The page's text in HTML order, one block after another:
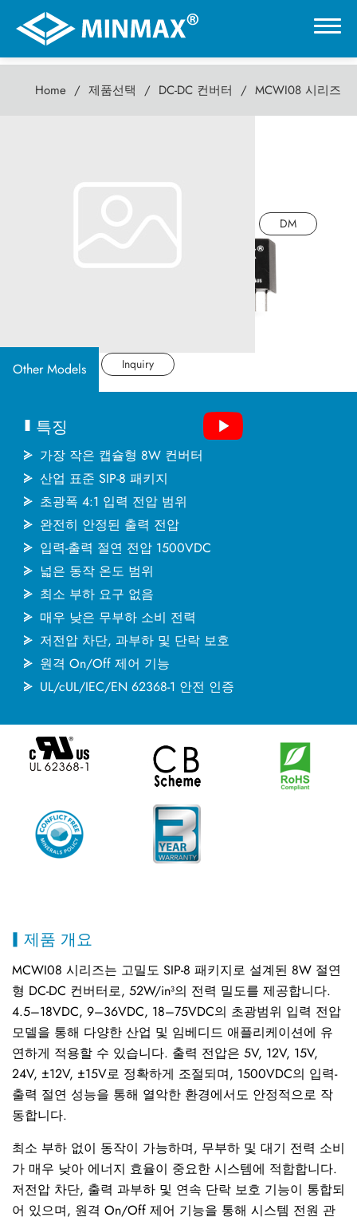
Home 제품선택 DC-DC 컨버터 MCWI08 시리즈
Other Models
DM
데이터시트 Inquiry
특징
가장 작은 캡슐형 8W 컨버터
산업 표준 SIP-8 패키지
초광폭 4:1 입력 전압 범위
완전히 안정된 출력 전압
입력-출력 절연 전압 1500VDC
넓은 동작 온도 범위
최소 부하 요구 없음
매우 낮은 무부하 소비 전력
저전압 차단, 과부하 및 단락 보호
원격 On/Off 제어 기능
UL/cUL/IEC/EN 62368-1 안전 인증
제품 개요
MCWI08 시리즈는 고밀도 SIP-8 패키지로 설계된 8W 절연
형 DC-DC 컨버터로, 52W/in³의 전력 밀도를 제공합니다.
4.5–18VDC, 9–36VDC, 18–75VDC의 초광범위 입력 전압
모델을 통해 다양한 산업 및 임베디드 애플리케이션에 유
연하게 적용할 수 있습니다. 출력 전압은 5V, 12V, 15V,
24V, ±12V, ±15V로 정확하게 조절되며, 1500VDC의 입력-
출력 절연 성능을 통해 열악한 환경에서도 안정적으로 작
동합니다.
최소 부하 없이 동작이 가능하며, 무부하 및 대기 전력 소비
가 매우 낮아 에너지 효율이 중요한 시스템에 적합합니다.
저전압 차단, 출력 과부하 및 연속 단락 보호 기능이 통합되
어 있으며, 원격 On/Off 제어 기능을 통해 시스템 전원 관
0
DC-DC 컨버터
산업 응용분야
MINMAX 소개
최신소식
문의하기
繁體中文 English
日本语 한국어